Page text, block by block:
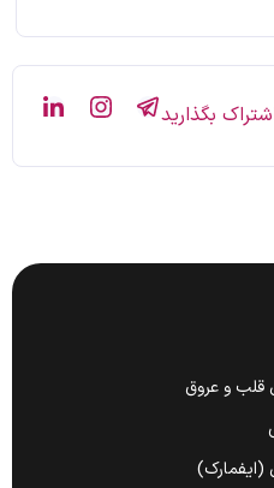
بگذارید
و عروق
(ایفمارک)